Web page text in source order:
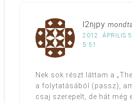
l2njpy
2012. ÁPRILIS
5:51
Nek sok részt láttam a
a folytatásából (passz),
csaj szerepelt, de hát még